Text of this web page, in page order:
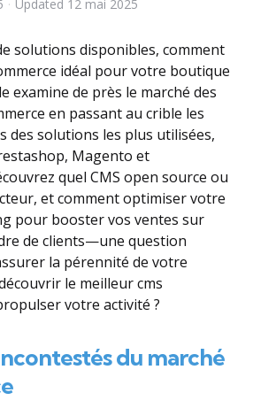
Updated 12 mai 2025
solutions disponibles, comment
idéal pour votre boutique
examine de près le marché des
en passant au crible les
des solutions les plus utilisées,
Magento et
quel CMS open source ou
et comment optimiser votre
pour booster vos ventes sur
de clients—une question
la pérennité de votre
le meilleur cms
votre activité ?
du marché